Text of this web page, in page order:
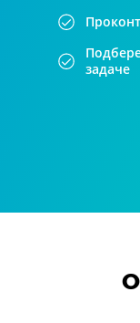
задаче